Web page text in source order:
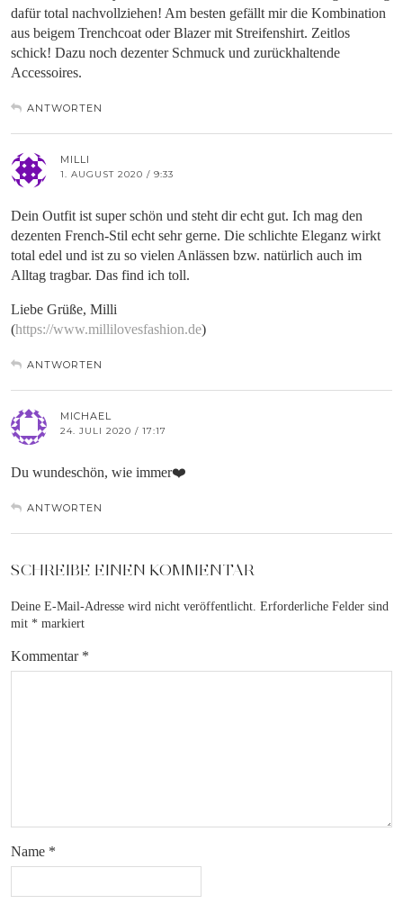
dafür total nachvollziehen! Am besten gefällt mir die Kombination
aus beigem Trenchcoat oder Blazer mit Streifenshirt. Zeitlos
schick! Dazu noch dezenter Schmuck und zurückhaltende
Accessoires.
ANTWORTEN
MILLI
1. AUGUST 2020 / 9:33
Dein Outfit ist super schön und steht dir echt gut. Ich mag den
dezenten French-Stil echt sehr gerne. Die schlichte Eleganz wirkt
total edel und ist zu so vielen Anlässen bzw. natürlich auch im
Alltag tragbar. Das find ich toll.
Liebe Grüße, Milli
(https://www.millilovesfashion.de)
ANTWORTEN
MICHAEL
24. JULI 2020 / 17:17
Du wundeschön, wie immer❤️
ANTWORTEN
SCHREIBE EINEN KOMMENTAR
Deine E-Mail-Adresse wird nicht veröffentlicht. Erforderliche Felder sind
mit * markiert
Kommentar *
Name *